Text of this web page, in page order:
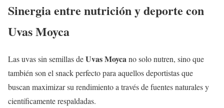
Sinergia entre nutrición y deporte con
Uvas Moyca
Las uvas sin semillas deUvas Moycano solo nutren, sino que
también son el snack perfecto para aquellos deportistas que
buscan maximizar su rendimiento a través de fuentes naturales y
científicamente respaldadas.